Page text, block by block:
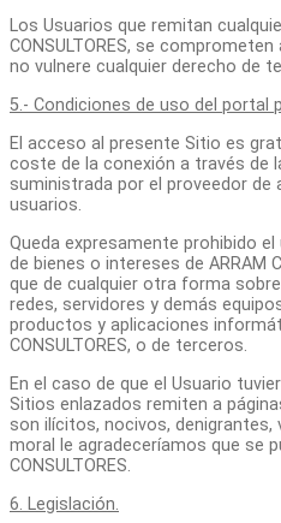
Los Usuarios que remitan
CONSULTORES, se
no vulnere cualquier derecho de
5.- Condiciones de uso del portal
El acceso al presente Sitio es
coste de la conexión a través de
suministrada por el proveedor
usuarios.
Queda expresamente prohibido
de bienes o intereses de ARRAM
que de cualquier otra forma
redes, servidores y demás
productos y aplicaciones
CONSULTORES, o de terceros.
En el caso de que el Usuario
Sitios enlazados remiten a
son ilícitos, nocivos,
moral le agradeceríamos que se
CONSULTORES.
6. Legislación.